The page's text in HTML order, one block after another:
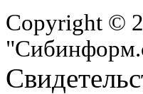
Copyright ©